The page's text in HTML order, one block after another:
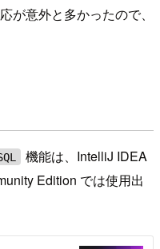
が意外と多かったので、
機能は、IntelliJ IDEA
Edition では使用出